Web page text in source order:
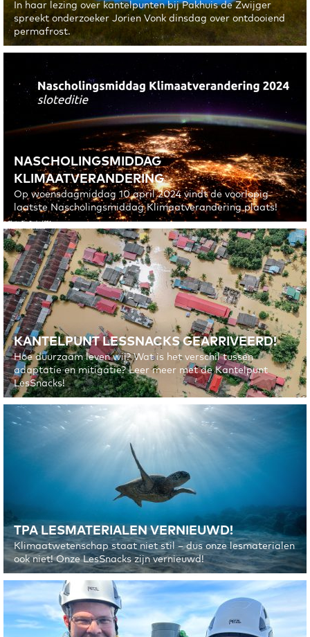
LEES MEER
WISKUNDE
Berekeningen maken over het klimaat doe je met modellen.
Wiskunde is essentieel om die wetten en metingen in een
kloppend model te vangen.
In haar lezing over kantelpunten bij Pakhuis de Zwijger
spreekt onderzoeker Jorien Vonk dinsdag over ontdooiend
permafrost.
NASCHOLINGSMIDDAG
KLIMAATVERANDERING
Op woensdagmiddag 10 april 2024 vindt de voorlopig
laatste Nascholingsmiddag Klimaatverandering plaats!
KANTELPUNT LESSNACKS GEARRIVEERD!
Hoe duurzaam leven wij? Wat is het verschil tussen
adaptatie en mitigatie? Leer meer met de Kantelpunt
LesSnacks!
TPA LESMATERIALEN VERNIEUWD!
Klimaatwetenschap staat niet stil – dus onze lesmaterialen
ook niet! Onze LesSnacks zijn vernieuwd!